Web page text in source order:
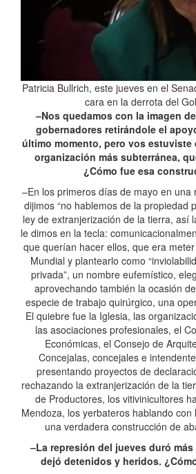
Patricia Bullrich, este jueves en el
cara en la derrota del
–Nos quedamos con la imagen
gobernadores retirándole el
último momento, pero vos estuviste
organización más subterránea,
¿Cómo fue esa
–En los primeros días de mayo en una
dijimos “no hablemos de la propiedad
ley de extranjerización de la tierra, así
le dimos en la tecla:
que querían hacer ellos, que era
Mundial y plantearlo como
privada”, un nombre eufemístico,
aprovechando también la ocasión
especie de trabajo quirúrgico, una
El quiebre fue la Iglesia, las
las asociaciones profesionales, el
Económicas, el Consejo de
Concejalas, concejales e
presentando proyectos de
rechazando la extranjerización de la
de Productores, los vitivinicultores
Mendoza, los yerbateros hablando
una verdadera construcción de
–La represión del jueves duró
dejó detenidos y heridos.